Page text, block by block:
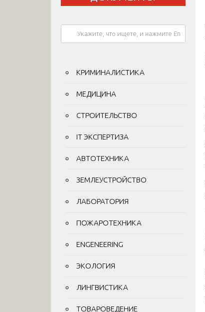
КРИМИНАЛИСТИКА
МЕДИЦИНА
СТРОИТЕЛЬСТВО
IT ЭКСПЕРТИЗА
АВТОТЕХНИКА
ЗЕМЛЕУСТРОЙСТВО
ЛАБОРАТОРИЯ
ПОЖАРОТЕХНИКА
ENGENEERING
ЭКОЛОГИЯ
ЛИНГВИСТИКА
ТОВАРОВЕДЕНИЕ